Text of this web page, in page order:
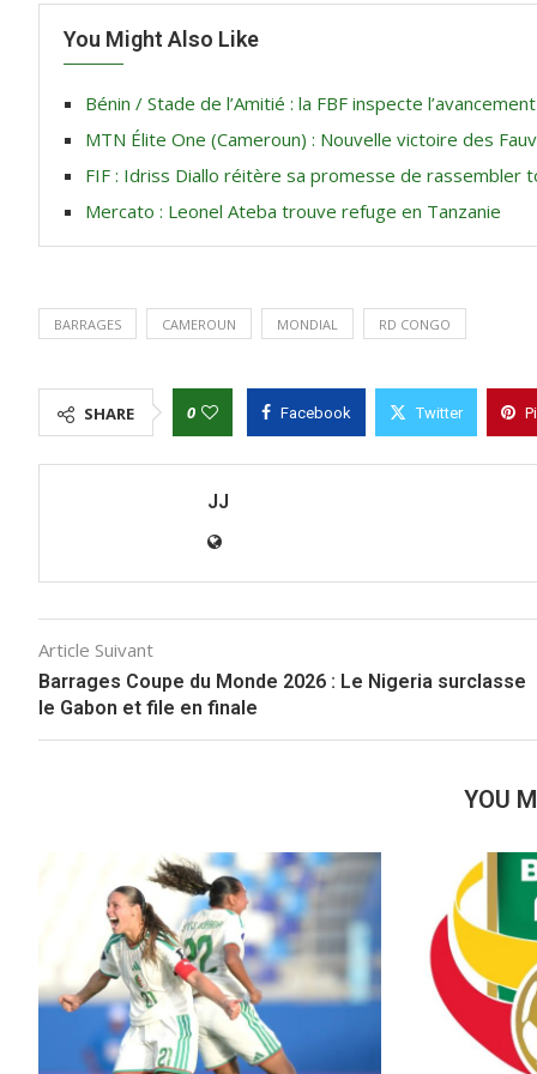
You Might Also Like
Bénin / Stade de l’Amitié : la FBF inspecte
MTN Élite One (Cameroun) : Nouvelle victoire des
FIF : Idriss Diallo réitère sa promesse de
Mercato : Leonel Ateba trouve refuge en Tanzanie
BARRAGES CAMEROUN MONDIAL RD CONGO
SHARE 0 Facebook Twitter
JJ
Article Suivant
Barrages Coupe du Monde 2026 : Le Nigeria surclasse
le Gabon et file en finale
YOU